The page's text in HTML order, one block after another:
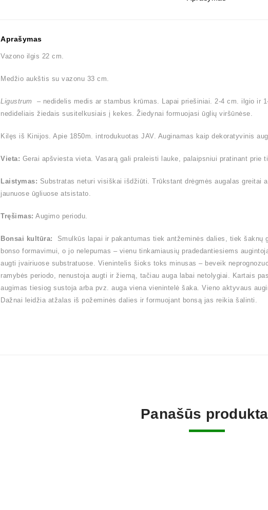
Aprašymas
Vazono ilgis 22 cm.
Medžio aukštis su vazonu 33 cm.
Ligustrum
– nedidelis medis ar stambus krūmas. Lapai priešiniai. 2-4 cm. ilgio ir
nedideliais žiedais susitelkusiais į kekes. Žiedynai formuojasi ūglių viršūnėse.
Kilęs iš Kinijos. Apie 1850m. introdukuotas JAV. Auginamas kaip dekoratyvinis
Vieta: Gerai apšviesta vieta. Vasarą gali praleisti lauke, palaipsniui pratinant prie
Laistymas: Substratas neturi visiškai išdžiūti. Trūkstant drėgmės augalas greitai
jaunuose ūgliuose atsistato.
Tręšimas: Augimo periodu.
Bonsai kultūra: Smulkūs lapai ir pakantumas tiek antžeminės dalies, tiek šaknų
bonso formavimui, o jo nelepumas – vienu tinkamiausių pradedantiesiems
augti įvairiuose substratuose. Vienintelis šioks toks minusas – beveik
ramybės periodo, nenustoja augti ir žiemą, tačiau auga labai netolygiai. Kartais
augimas tiesiog sustoja arba pvz. auga viena vienintelė šaka. Vieno aktyvaus
Dažnai leidžia atžalas iš požeminės dalies ir formuojant bonsą jas reikia šalinti.
Panašūs